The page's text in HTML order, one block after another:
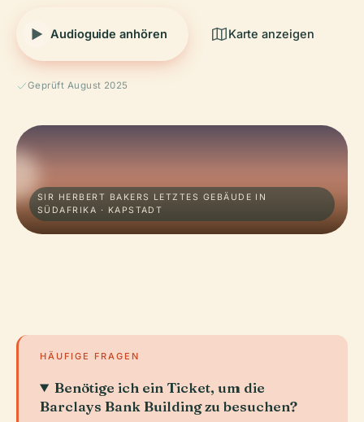
Audioguide anhören Karte anzeigen
Geprüft August 2025
SIR HERBERT BAKERS LETZTES GEBÄUDE IN
SÜDAFRIKA · KAPSTADT
HÄUFIGE FRAGEN
Benötige ich ein Ticket, um die
Barclays Bank Building zu besuchen?